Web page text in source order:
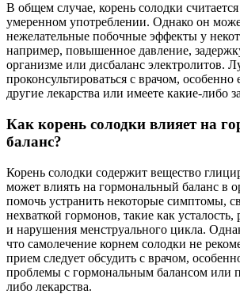
В общем случае, корень солодки
умеренном употреблении. Однако он
нежелательные побочные эффекты у
например, повышенное давление,
организме или дисбаланс электролитов.
проконсультироваться с врачом,
другие лекарства или имеете какие-либо
Как корень солодки влияет на
баланс?
Корень солодки содержит вещество
может влиять на гормональный баланс в
помочь устранить некоторые симптомы,
нехваткой гормонов, такие как усталость,
и нарушения менструального цикла.
что самолечение корнем солодки не
прием следует обсудить с врачом,
проблемы с гормональным балансом или
либо лекарства.